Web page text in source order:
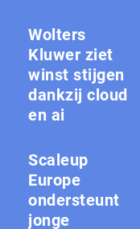
Wolters
Kluwer ziet
winst stijgen
dankzij cloud
en ai
Scaleup
Europe
ondersteunt
jonge